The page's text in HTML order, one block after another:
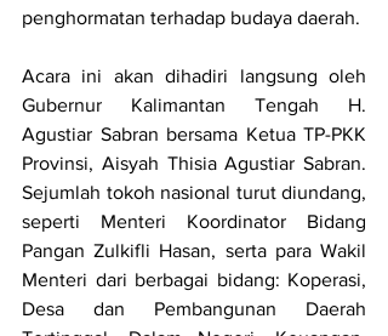
penghormatan terhadap budaya daerah.
Acara ini akan dihadiri langsung oleh
Gubernur Kalimantan Tengah H.
Agustiar Sabran bersama Ketua TP-PKK
Provinsi, Aisyah Thisia Agustiar Sabran.
Sejumlah tokoh nasional turut diundang,
seperti Menteri Koordinator Bidang
Pangan Zulkifli Hasan, serta para Wakil
Menteri dari berbagai bidang: Koperasi,
Desa dan Pembangunan Daerah